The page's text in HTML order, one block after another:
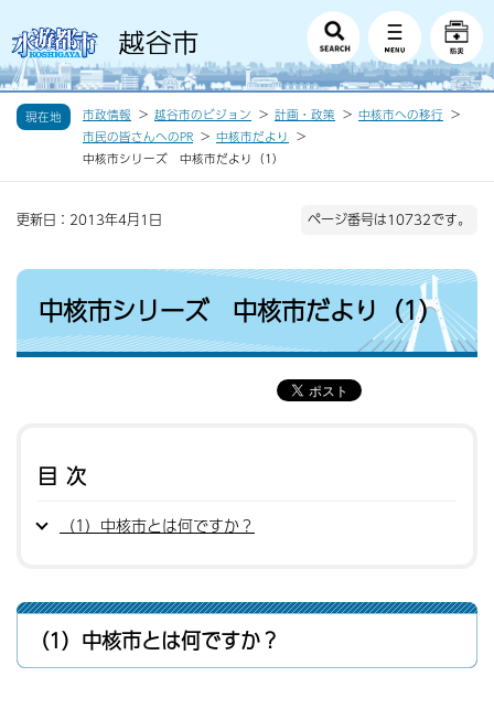
現在地 市政情報 越谷市のビジョン 計画・政策
中核市への移行
市民の皆さんへのPR
中核市だより
中核市シリーズ 中核市だより（1）
更新日：2013年4月1日 ページ番号は10732です。
中核市シリーズ 中核市だより（1）
目次
（1）中核市とは何ですか？
（1）中核市とは何ですか？